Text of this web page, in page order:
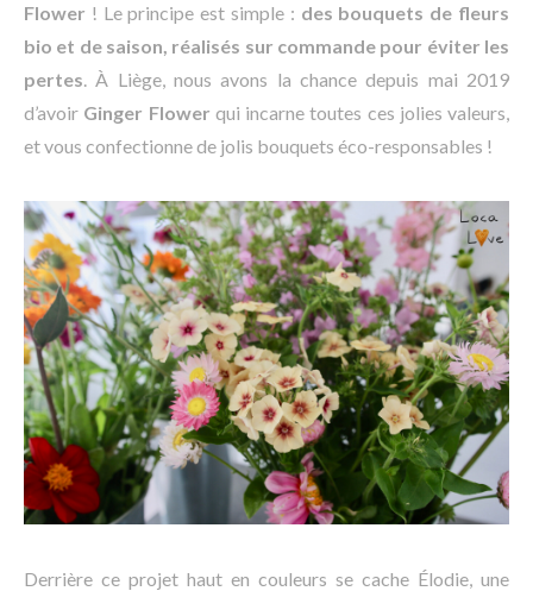
Flower ! Le principe est simple : des bouquets de fleurs
bio et de saison, réalisés sur commande pour éviter les
pertes. À Liège, nous avons la chance depuis mai 2019
d’avoir Ginger Flower qui incarne toutes ces jolies valeurs,
et vous confectionne de jolis bouquets éco-responsables !
Derrière ce projet haut en couleurs se cache Élodie, une